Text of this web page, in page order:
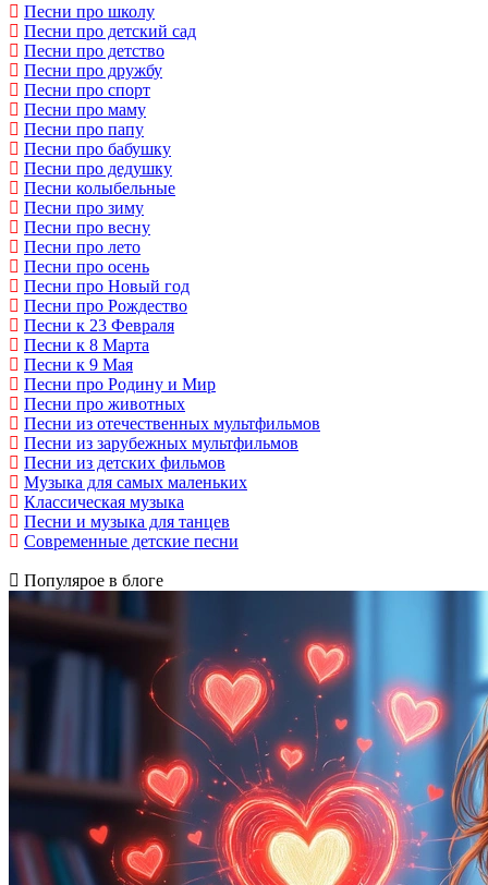
Песни про школу
Песни про детский сад
Песни про детство
Песни про дружбу
Песни про спорт
Песни про маму
Песни про папу
Песни про бабушку
Песни про дедушку
Песни колыбельные
Песни про зиму
Песни про весну
Песни про лето
Песни про осень
Песни про Новый год
Песни про Рождество
Песни к 23 Февраля
Песни к 8 Марта
Песни к 9 Мая
Песни про Родину и Мир
Песни про животных
Песни из отечественных мультфильмов
Песни из зарубежных мультфильмов
Песни из детских фильмов
Музыка для самых маленьких
Классическая музыка
Песни и музыка для танцев
Современные детские песни
Популярое в блоге